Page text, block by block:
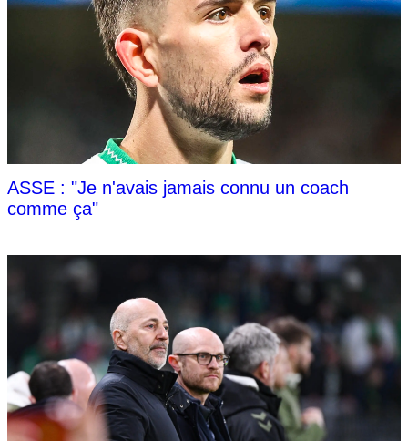
ASSE : "Je n'avais jamais connu un coach
comme ça"